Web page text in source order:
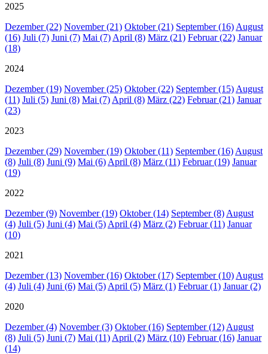
2025
Dezember (22) November (21) Oktober (21) September (16) August
(16) Juli (7) Juni (7) Mai (7) April (8) März (21) Februar (22) Januar
(18)
2024
Dezember (19) November (25) Oktober (22) September (15) August
(11) Juli (5) Juni (8) Mai (7) April (8) März (22) Februar (21) Januar
(23)
2023
Dezember (29) November (19) Oktober (11) September (16) August
(8) Juli (8) Juni (9) Mai (6) April (8) März (11) Februar (19) Januar
(19)
2022
Dezember (9) November (19) Oktober (14) September (8) August
(4) Juli (5) Juni (4) Mai (5) April (4) März (2) Februar (11) Januar
(10)
2021
Dezember (13) November (16) Oktober (17) September (10) August
(4) Juli (4) Juni (6) Mai (5) April (5) März (1) Februar (1) Januar (2)
2020
Dezember (4) November (3) Oktober (16) September (12) August
(8) Juli (5) Juni (7) Mai (11) April (2) März (10) Februar (16) Januar
(14)